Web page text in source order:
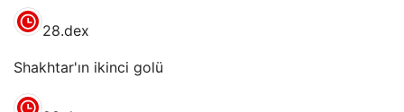
28.dex
Shakhtar'ın ikinci golü